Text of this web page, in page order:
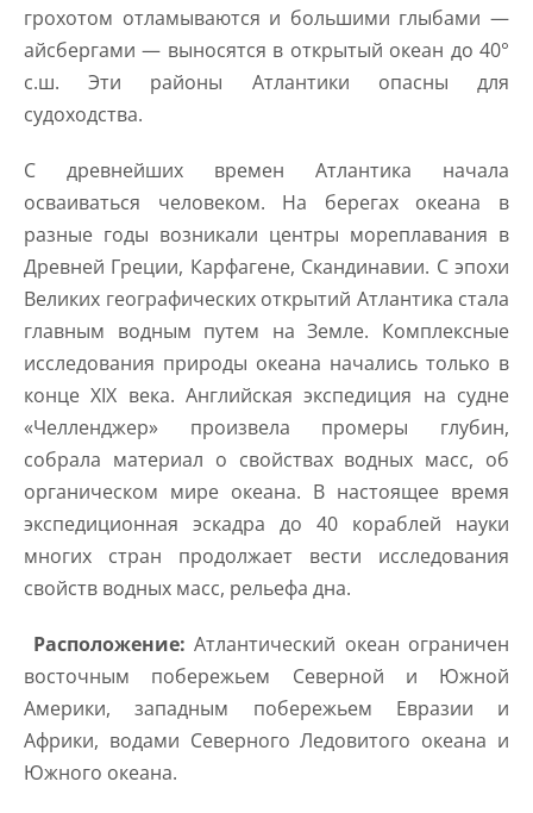
грохотом отламываются и большими глыбами —
айсбергами — выносятся в открытый океан до 40°
с.ш. Эти районы Атлантики опасны для
судоходства.
С древнейших времен Атлантика начала
осваиваться человеком. На берегах океана в
разные годы возникали центры мореплавания в
Древней Греции, Карфагене, Скандинавии. С эпохи
Великих географических открытий Атлантика стала
главным водным путем на Земле. Комплексные
исследования природы океана начались только в
конце XIX века. Английская экспедиция на судне
«Челленджер» произвела промеры глубин,
собрала материал о свойствах водных масс, об
органическом мире океана. В настоящее время
экспедиционная эскадра до 40 кораблей науки
многих стран продолжает вести исследования
свойств водных масс, рельефа дна.
Расположение: Атлантический океан ограничен
восточным побережьем Северной и Южной
Америки, западным побережьем Евразии и
Африки, водами Северного Ледовитого океана и
Южного океана.